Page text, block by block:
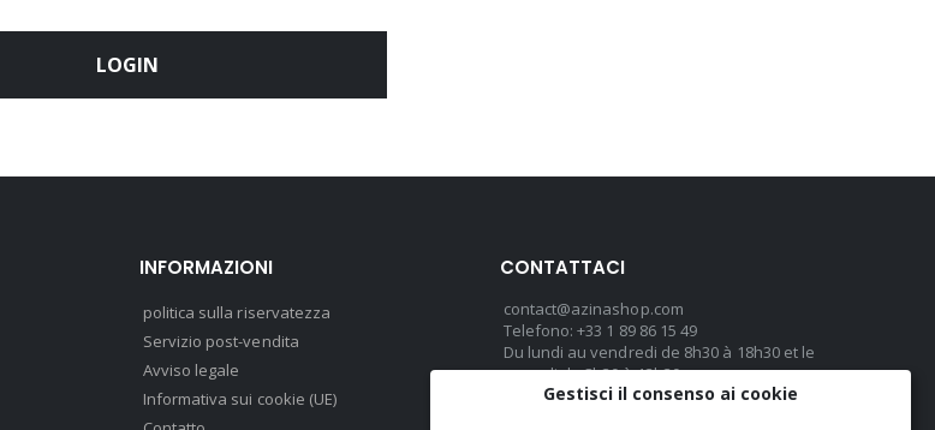
LOGIN
INFORMAZIONI
politica sulla riservatezza
Servizio post-vendita
Avviso legale
Informativa sui cookie (UE)
CONTATTACI
contact@azinashop.com
Telefono: +33 1 89 86 15 49
Du lundi au vendredi de 8h30 à 18h30 et le
samedi de 8h30 à 13h30
Gestisci il consenso ai cookie